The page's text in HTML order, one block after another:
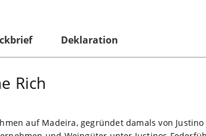
Deklaration
Rich
auf Madeira, gegründet damals von